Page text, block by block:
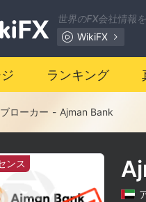
世界のFX会社情報
WikiFX
ランキング
ブローカー - Ajman Bank
ンス
0
1
2
3